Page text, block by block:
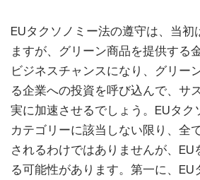
EUタクソノミー法の遵守は、当初
ますが、グリーン商品を提供する
ビジネスチャンスになり、グリー
る企業への投資を呼び込んで、サ
実に加速させるでしょう。EUタク
カテゴリーに該当しない限り、全
されるわけではありませんが、EU
る可能性があります。第一に、